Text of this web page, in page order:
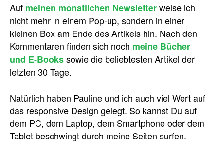
Auf meinen monatlichen Newsletterweise ich
nicht mehr in einem Pop-up, sondern in einer
kleinen Box am Ende des Artikels hin. Nach den
Kommentaren finden sich noch meine Bücher
und E-Bookssowie die beliebtesten Artikel der
letzten 30 Tage.
Natürlich haben Pauline und ich auch viel Wert auf
das responsive Design gelegt. So kannst Du auf
dem PC, dem Laptop, dem Smartphone oder dem
Tablet beschwingt durch meine Seiten surfen.